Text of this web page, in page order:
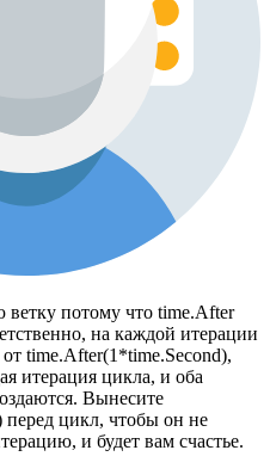
потому что time.After
на каждой итерации
time.After(1*time.Second),
итерация цикла, и оба
Вынесите
цикл, чтобы он не
и будет вам счастье.